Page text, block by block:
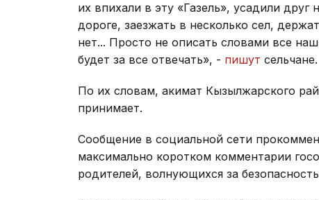
их впихали в эту «Газель», усадили
дороге, заезжать в несколько сел,
нет... Просто не описать словами все
будет за все отвечать», - пишут сельчане.
По их словам, акимат Кызылжарского
принимает.
Сообщение в социальной сети
максимально коротком комментарии
родителей, волнующихся за